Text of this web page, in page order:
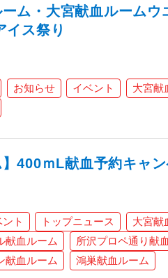
ーム・大宮献血ルーム
イス祭り
お知らせ イベント 大宮献
】400ｍL献血予約キャ
ト トップニュース 大宮献
献血ルーム
所沢プロペ通り献
献血ルーム
鴻巣献血ルーム